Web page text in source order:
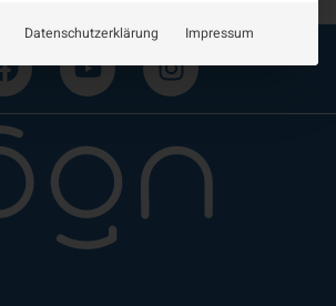
Datenschutzerklärung Impressum